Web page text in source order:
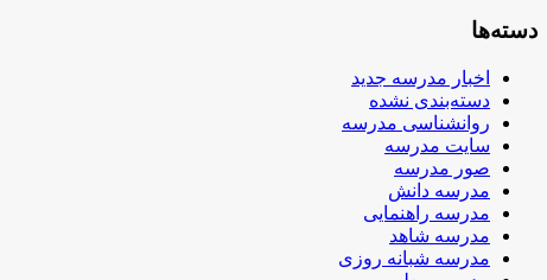
دسته‌ها
اخبار مدرسه جدید
دسته‌بندی نشده
روانشناسی مدرسه
سایت مدرسه
صور مدرسه
مدرسه دانش
مدرسه راهنمایی
مدرسه شاهد
مدرسه شبانه روزی